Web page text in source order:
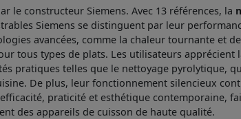
le constructeur Siemens. Avec 13 références, la
Siemens se distinguent par leur
avancées, comme la chaleur tournante et
tous types de plats. Les utilisateurs apprécient
pratiques telles que le nettoyage pyrolytique,
De plus, leur fonctionnement silencieux
praticité et esthétique contemporaine,
des appareils de cuisson de haute qualité.